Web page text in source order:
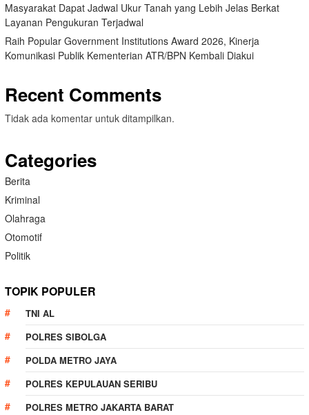
Masyarakat Dapat Jadwal Ukur Tanah yang Lebih Jelas Berkat
Layanan Pengukuran Terjadwal
Raih Popular Government Institutions Award 2026, Kinerja
Komunikasi Publik Kementerian ATR/BPN Kembali Diakui
Recent Comments
Tidak ada komentar untuk ditampilkan.
Categories
Berita
Kriminal
Olahraga
Otomotif
Politik
TOPIK POPULER
TNI AL
POLRES SIBOLGA
POLDA METRO JAYA
POLRES KEPULAUAN SERIBU
POLRES METRO JAKARTA BARAT